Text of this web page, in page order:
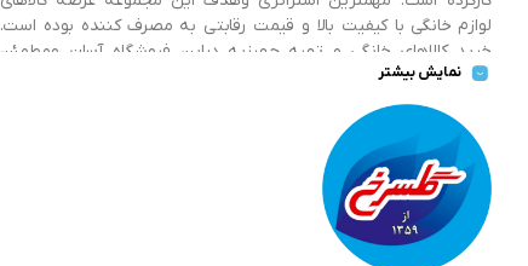
لوازم خانگی با کیفیت بالا و قیمت رقابتی به مصرف کننده بوده است.
خرید کالاهای خانگی و تهیه جهیزیه دراین فروشگاه آسان ومطمئن
صورت می پذیرد . گسترش کسب وکارهای اینترنتی ما را بر آن داشت تا
با ایجاد فروشگاه اینترنتی گلسرخ به خدمت رسانی گسترده تر و با
شرایط بهتر بپردازیم.
نمایش بیشتر